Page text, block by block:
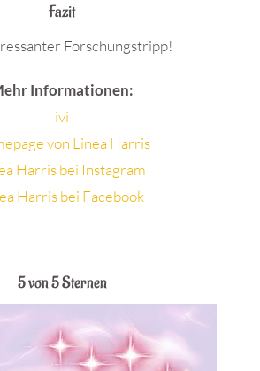
Fazit
Forschungstripp!
Informationen:
ivi
von Linea Harris
Harris bei Instagram
Harris bei Facebook
5 von 5 Sternen